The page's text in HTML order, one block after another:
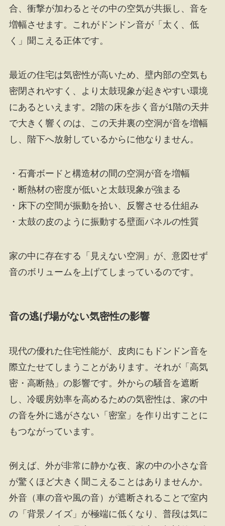
合、衝撃が加わるとその中の空気が共振し、音を
増幅させます。これがドンドン音が「太く、低
く」聞こえる正体です。
最近の住宅は気密性が高いため、壁内部の空気も
密閉されやすく、より太鼓現象が起きやすい環境
にあるといえます。2階の床を歩く音が1階の天井
で大きく響くのは、この天井裏の空洞が音を増幅
し、階下へ放射しているからに他なりません。
・石膏ボードと構造材の間の空洞が音を増幅
・断熱材の密度が低いと太鼓現象が強まる
・床下の空間が振動を拾い、反響させる仕組み
・太鼓の皮のように振動する壁面パネルの性質
家の中に存在する「見えない空洞」が、意図せず
音のボリュームを上げてしまっているのです。
音の逃げ場がない気密性の影響
現代の優れた住宅性能が、皮肉にもドンドン音を
際立たせてしまうことがあります。それが「高気
密・高断熱」の影響です。外からの騒音を遮断
し、冷暖房効率を高めるための気密性は、家の中
の音を外に逃がさない「密室」を作り出すことに
もつながっています。
例えば、外が非常に静かな夜、家の中の小さな音
が驚くほど大きく聞こえることはありませんか。
外音（車の音や風の音）が遮断されることで室内
の「背景ノイズ」が極端に低くなり、普段は気に